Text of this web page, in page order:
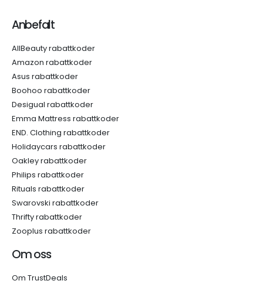
Anbefalt
AllBeauty rabattkoder
Amazon rabattkoder
Asus rabattkoder
Boohoo rabattkoder
Desigual rabattkoder
Emma Mattress rabattkoder
END. Clothing rabattkoder
Holidaycars rabattkoder
Oakley rabattkoder
Philips rabattkoder
Rituals rabattkoder
Swarovski rabattkoder
Thrifty rabattkoder
Zooplus rabattkoder
Om oss
Om TrustDeals